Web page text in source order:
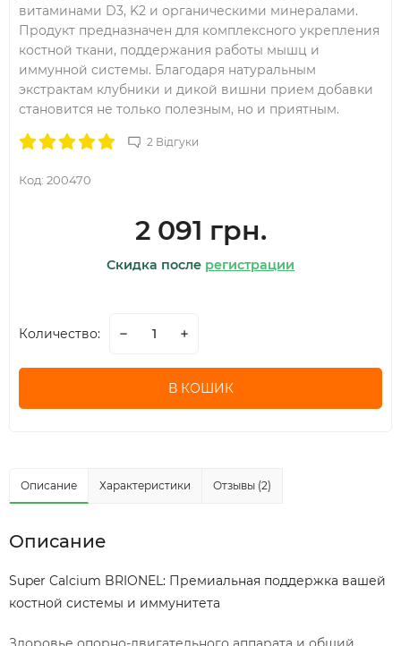
витаминами D3, K2 и органическими минералами.
Продукт предназначен для комплексного укрепления
костной ткани, поддержания работы мышц и
иммунной системы. Благодаря натуральным
экстрактам клубники и дикой вишни прием добавки
становится не только полезным, но и приятным.
2 Відгуки
Код: 200470
2 091 грн.
Скидка после регистрации
Количество:
В КОШИК
Описание Характеристики Отзывы (2)
Описание
Super Calcium BRIONEL: Премиальная поддержка вашей
костной системы и иммунитета